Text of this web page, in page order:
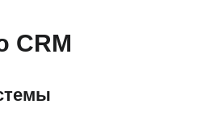
CRM